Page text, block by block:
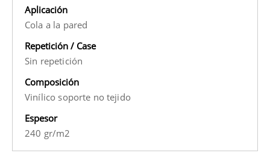
Aplicación
Cola a la pared
Repetición / Case
Sin repetición
Composición
Vinílico soporte no tejido
Espesor
240 gr/m2